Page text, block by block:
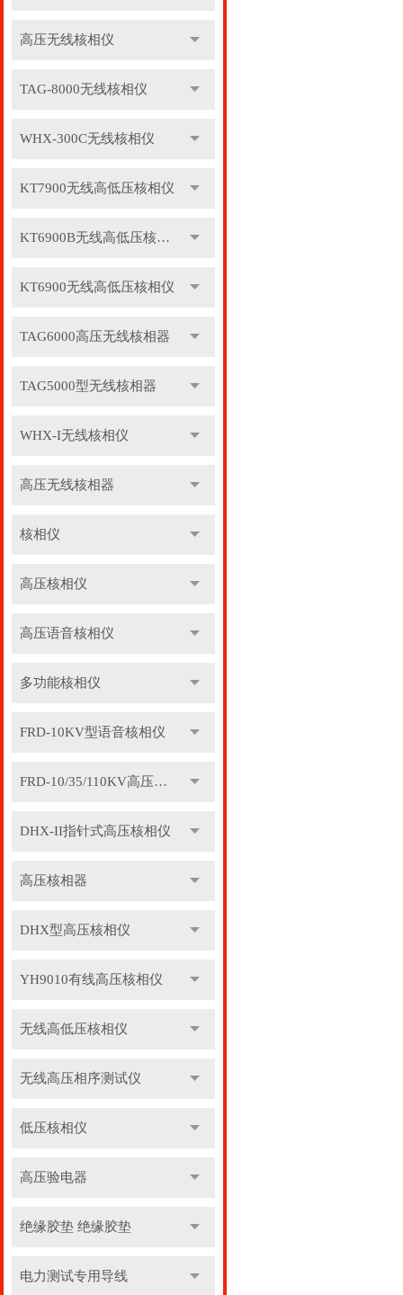
高压无线核相仪
TAG-8000无线核相仪
WHX-300C无线核相仪
KT7900无线高低压核相仪
KT6900B无线高低压核相仪
KT6900无线高低压核相仪
TAG6000高压无线核相器
TAG5000型无线核相器
WHX-I无线核相仪
高压无线核相器
核相仪
高压核相仪
高压语音核相仪
多功能核相仪
FRD-10KV型语音核相仪
FRD-10/35/110KV高压语音核相器
DHX-II指针式高压核相仪
高压核相器
DHX型高压核相仪
YH9010有线高压核相仪
无线高低压核相仪
无线高压相序测试仪
低压核相仪
高压验电器
绝缘胶垫 绝缘胶垫
电力测试专用导线